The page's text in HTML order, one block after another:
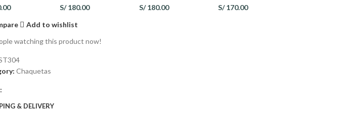
S/180.00 S/180.00 S/170.00
Add to wishlist
watching this product now!
Chaquetas
& DELIVERY